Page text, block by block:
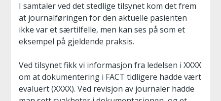
I samtaler ved det stedlige tilsynet kom det frem
at journalføringen for den aktuelle pasienten
ikke var et særtilfelle, men kan ses på som et
eksempel på gjeldende praksis.
Ved tilsynet fikk vi informasjon fra ledelsen i XXXX
om at dokumentering i FACT tidligere hadde vært
evaluert (XXXX). Ved revisjon av journaler hadde